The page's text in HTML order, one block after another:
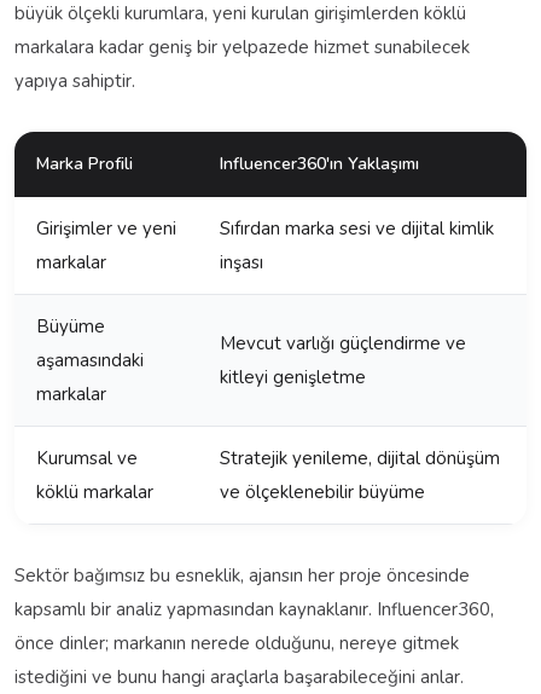
büyük ölçekli kurumlara, yeni kurulan girişimlerden köklü
markalara kadar geniş bir yelpazede hizmet sunabilecek
yapıya sahiptir.
Marka Profili Influencer360'ın Yaklaşımı
Girişimler ve yeni
markalar
Sıfırdan marka sesi ve dijital kimlik
inşası
Büyüme
aşamasındaki
markalar
Mevcut varlığı güçlendirme ve
kitleyi genişletme
Kurumsal ve
köklü markalar
Stratejik yenileme, dijital dönüşüm
ve ölçeklenebilir büyüme
Sektör bağımsız bu esneklik, ajansın her proje öncesinde
kapsamlı bir analiz yapmasından kaynaklanır. Influencer360,
önce dinler; markanın nerede olduğunu, nereye gitmek
istediğini ve bunu hangi araçlarla başarabileceğini anlar.